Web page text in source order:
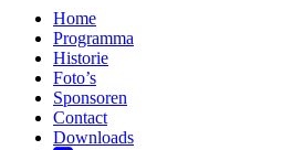
Home
Programma
Historie
Foto’s
Sponsoren
Contact
Downloads